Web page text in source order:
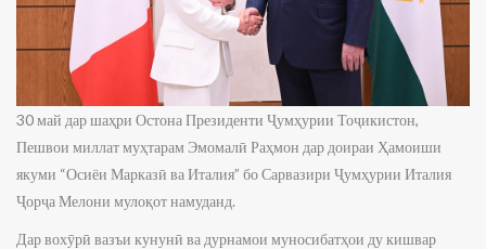
30 май дар шаҳри Остона Президенти Ҷумҳурии Тоҷикистон,
Пешвои миллат муҳтарам Эмомалӣ Раҳмон дар доираи Ҳамоиши
якуми “Осиёи Марказӣ ва Италия” бо Сарвазири Ҷумҳурии Италия
Ҷорҷа Мелони мулоқот намуданд.
Дар вохӯрӣ вазъи кунунӣ ва дурнамои муносибатҳои ду кишвар